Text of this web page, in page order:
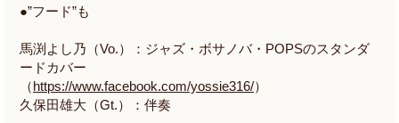
●”フード”も
馬渕よし乃（Vo.）：ジャズ・ボサノバ・ POPSのスタンダ
ードカバー
（https://www.facebook.com/yossie316/）
久保田雄大（Gt.）：伴奏